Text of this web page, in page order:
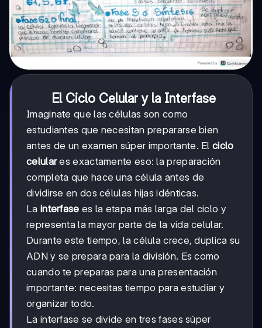
El Ciclo Celular y la Interfase
Imaginate que las células son como
estudiantes que necesitan prepararse bien
antes de un examen súper importante. El ciclo
celulares exactamente eso: la preparación
completa que hace una célula antes de
dividirse en dos células hijas idénticas.
La interfase es la etapa más larga del ciclo y
representa la mayor parte de la vida celular.
Durante este tiempo, la célula crece, duplica su
ADN y se prepara para la división. Es como
cuando te preparas para una presentación
importante: necesitas tiempo para estudiar y
organizar todo.
La interfase se divide en tres fases súper